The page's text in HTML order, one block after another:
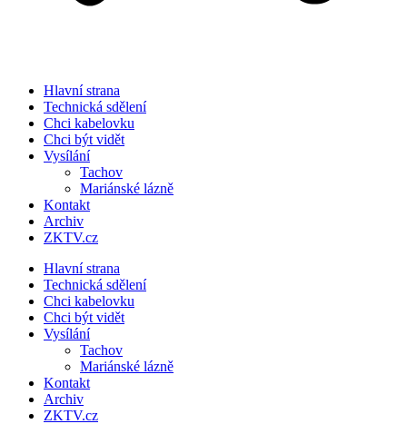
Hlavní strana
Technická sdělení
Chci kabelovku
Chci být vidět
Vysílání
Tachov
Mariánské lázně
Kontakt
Archiv
ZKTV.cz
Hlavní strana
Technická sdělení
Chci kabelovku
Chci být vidět
Vysílání
Tachov
Mariánské lázně
Kontakt
Archiv
ZKTV.cz